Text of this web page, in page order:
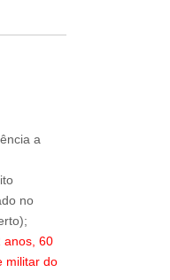
a
no
anos, 60
militar do